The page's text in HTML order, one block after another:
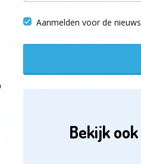
Aanmelden voor de
Bekijk